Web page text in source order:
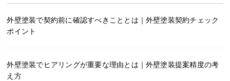
外壁塗装で契約前に確認すべきこととは｜外壁塗装契約チェック
ポイント
外壁塗装でヒアリングが重要な理由とは｜外壁塗装提案精度の考
え方